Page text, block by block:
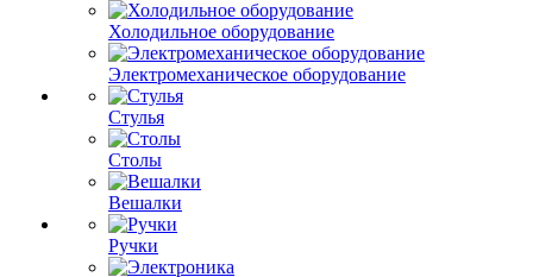
Холодильное оборудование
Электромеханическое оборудование
Стулья
Столы
Вешалки
Ручки